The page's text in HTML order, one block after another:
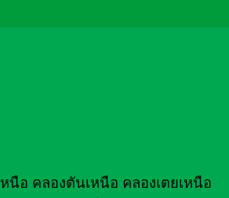
อ คลองตันเหนือ คลองเตยเหนือ